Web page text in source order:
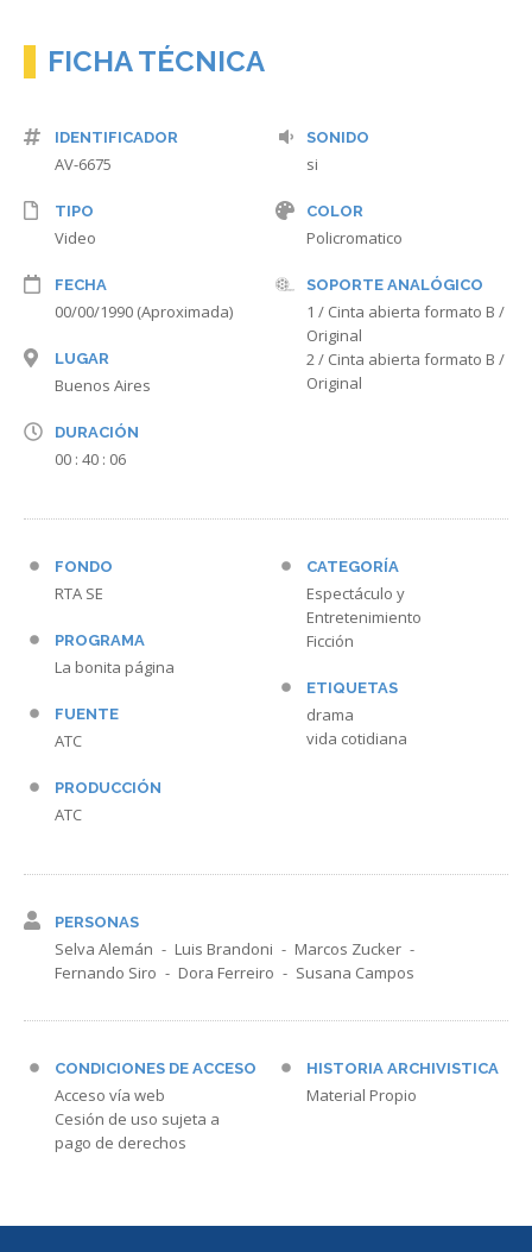
FICHA TÉCNICA
IDENTIFICADOR
AV-6675
TIPO
Video
FECHA
00/00/1990 (Aproximada)
LUGAR
Buenos Aires
DURACIÓN
00 : 40 : 06
SONIDO
si
COLOR
Policromatico
SOPORTE ANALÓGICO
1 / Cinta abierta formato B /
Original
2 / Cinta abierta formato B /
Original
FONDO
RTA SE
PROGRAMA
La bonita página
FUENTE
ATC
PRODUCCIÓN
ATC
CATEGORÍA
Espectáculo y
Entretenimiento
Ficción
ETIQUETAS
drama
vida cotidiana
PERSONAS
Selva Alemán Luis Brandoni
Marcos Zucker
Fernando Siro
Dora Ferreiro Susana Campos
CONDICIONES DE ACCESO
Acceso vía web
Cesión de uso sujeta a
pago de derechos
HISTORIA ARCHIVISTICA
Material Propio